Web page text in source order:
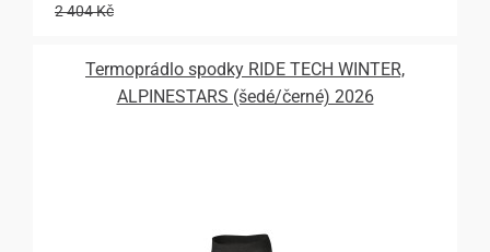
2 404 Kč
Termoprádlo spodky RIDE TECH WINTER,
ALPINESTARS (šedé/černé) 2026